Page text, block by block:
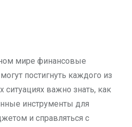
постигнуть каждого из
ситуациях важно знать, как
инструменты для
и справляться с